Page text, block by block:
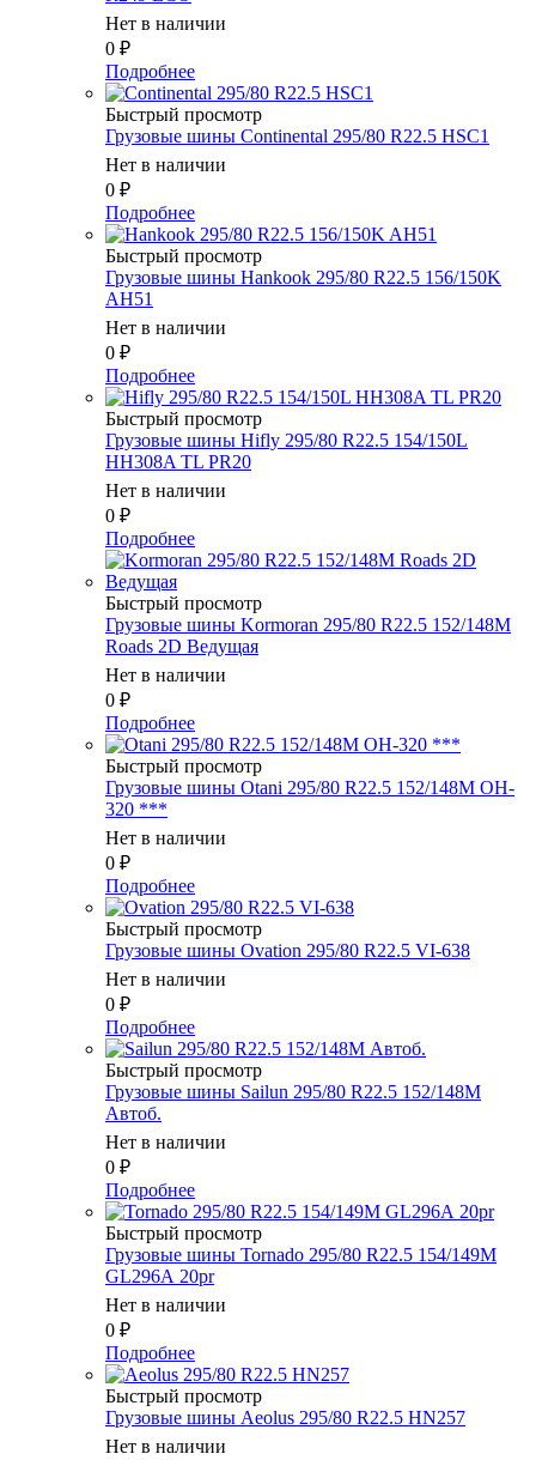
Нет в наличии
0 ₽
Подробнее
Быстрый просмотр
Грузовые шины Continental 295/80 R22.5 HSC1
Нет в наличии
0 ₽
Подробнее
Быстрый просмотр
Грузовые шины Hankook 295/80 R22.5 156/150K
AH51
Нет в наличии
0 ₽
Подробнее
Быстрый просмотр
Грузовые шины Hifly 295/80 R22.5 154/150L
HH308A TL PR20
Нет в наличии
0 ₽
Подробнее
Быстрый просмотр
Грузовые шины Kormoran 295/80 R22.5 152/148M
Roads 2D Ведущая
Нет в наличии
0 ₽
Подробнее
Быстрый просмотр
Грузовые шины Otani 295/80 R22.5 152/148M OH-
320 ***
Нет в наличии
0 ₽
Подробнее
Быстрый просмотр
Грузовые шины Ovation 295/80 R22.5 VI-638
Нет в наличии
0 ₽
Подробнее
Быстрый просмотр
Грузовые шины Sailun 295/80 R22.5 152/148M
Автоб.
Нет в наличии
0 ₽
Подробнее
Быстрый просмотр
Грузовые шины Tornado 295/80 R22.5 154/149M
GL296А 20pr
Нет в наличии
0 ₽
Подробнее
Быстрый просмотр
Грузовые шины Aeolus 295/80 R22.5 HN257
Нет в наличии